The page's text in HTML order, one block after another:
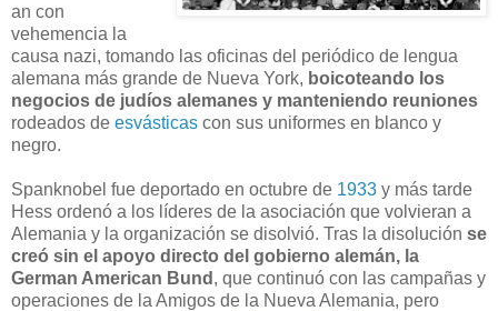
an con
vehemencia la
causa nazi, tomando las oficinas del periódico de lengua
alemana más grande de Nueva York, boicoteando los
negocios de judíos alemanes y manteniendo reuniones
rodeados de esvásticas con sus uniformes en blanco y
negro.
Spanknobel fue deportado en octubre de 1933 y más tarde
Hess ordenó a los líderes de la asociación que volvieran a
Alemania y la organización se disolvió. Tras la disolución se
creó sin el apoyo directo del gobierno alemán, la
German American Bund , que continuó con las campañas y
operaciones de la Amigos de la Nueva Alemania, pero